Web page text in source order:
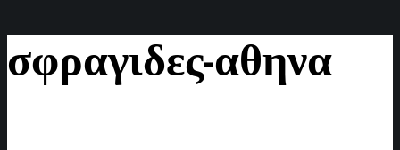
σφραγιδες-αθηνα